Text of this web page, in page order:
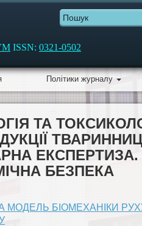
ISSN: 0321-0502
Політики журналу
ТА
ЕКСПЕРТИЗА.
БЕЗПЕКА
МОДЕЛЬ БІОМЕХАНІКИ